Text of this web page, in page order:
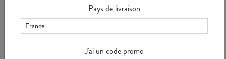
commune bourguignonne située
sur la "Route des Grands Crus"
en Côte d'Or. S ...
parler de Vougeot, ce petit
village aux grandes appellations
Pays de livraison
J'ai un code promo